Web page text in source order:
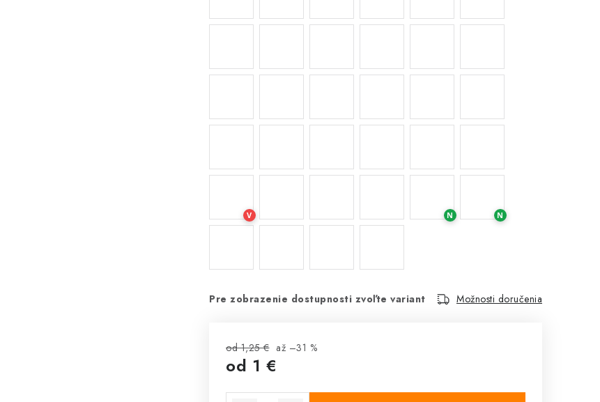
V N N
Pre zobrazenie dostupnosti zvoľte variant Možnosti doručenia
od 1,25 € až –31 %
od 1 €